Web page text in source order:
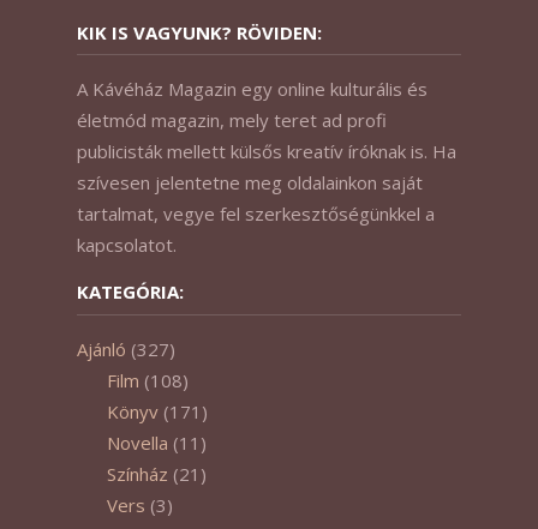
KIK IS VAGYUNK? RÖVIDEN:
A Kávéház Magazin egy online kulturális és
életmód magazin, mely teret ad profi
publicisták mellett külsős kreatív íróknak is. Ha
szívesen jelentetne meg oldalainkon saját
tartalmat, vegye fel szerkesztőségünkkel a
kapcsolatot.
KATEGÓRIA:
Ajánló (327)
Film (108)
Könyv (171)
Novella (11)
Színház (21)
Vers (3)